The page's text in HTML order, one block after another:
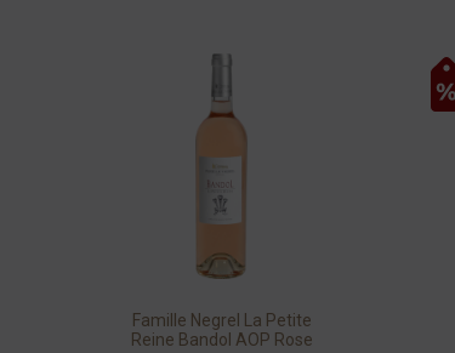
Famille Negrel La Petite
Reine Bandol AOP Rose